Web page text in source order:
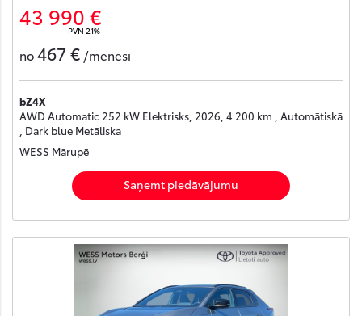
43 990 €
PVN 21%
no467 € /mēnesī
bZ4X
AWD Automatic 252 kW Elektrisks, 2026, 4 200 km , Automātiskā
, Dark blue Metāliska
WESS Mārupē
Saņemt piedāvājumu